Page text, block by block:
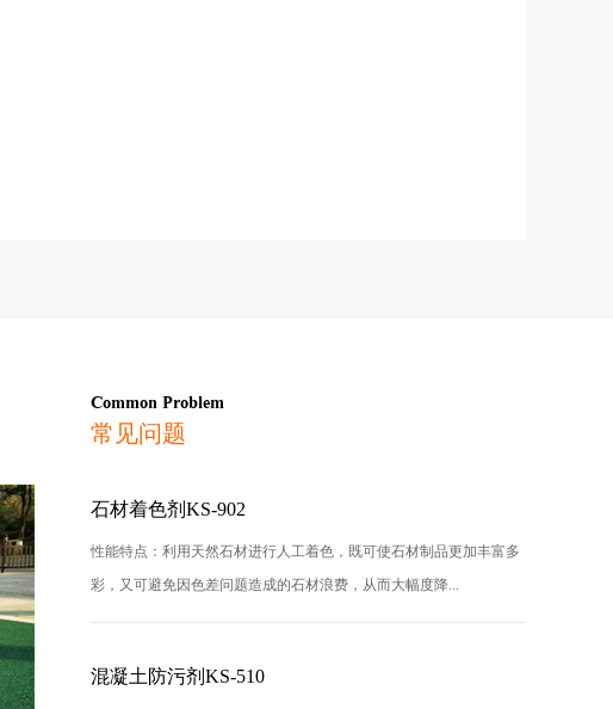
Common Problem
常见问题
石材着色剂KS-902
性能特点：利用天然石材进行人工着色，既可使石材制品更加丰富多
彩，又可避免因色差问题造成的石材浪费，从而大幅度降...
混凝土防污剂KS-510